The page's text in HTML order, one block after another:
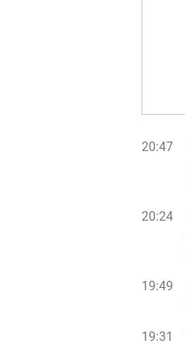
20:47
20:24
19:49
19:31